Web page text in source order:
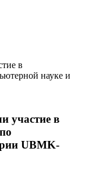
участие в
UBMK-